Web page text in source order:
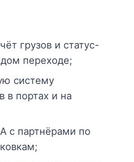
грузов и статус-
переходе;
систему
в портах и на
с партнёрами по